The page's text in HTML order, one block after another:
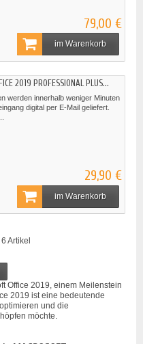
79,00 €
im Warenkorb
2019 PROFESSIONAL PLUS...
werden innerhalb weniger Minuten
digital per E-Mail geliefert.
29,90 €
im Warenkorb
Artikel
Office 2019, einem Meilenstein
2019 ist eine bedeutende
und die
möchte.